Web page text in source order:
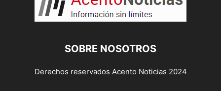
SOBRE NOSOTROS
Derechos reservados Acento Noticias 2024